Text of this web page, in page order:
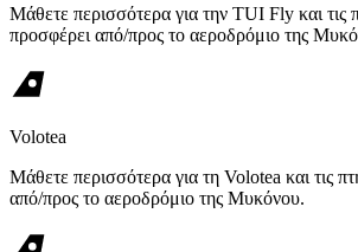
Μάθετε περισσότερα για την TUI Fly και τις
προσφέρει από/προς το αεροδρόμιο της
Volotea
Μάθετε περισσότερα για τη Volotea και τις
από/προς το αεροδρόμιο της Μυκόνου.